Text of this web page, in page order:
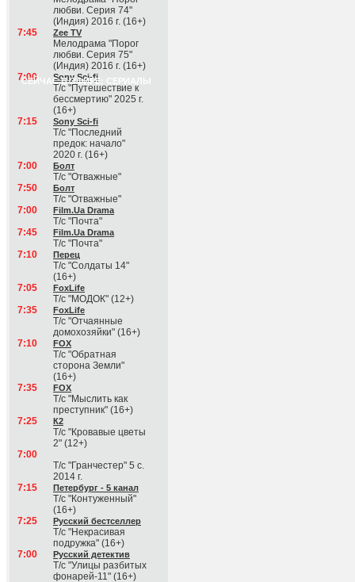
любви. Серия 74"
(Индия) 2016 г. (16+)
7:45
Zee TV
Мелодрама "Порог
любви. Серия 75"
(Индия) 2016 г. (16+)
СЕЙЧАС В ЭФИРЕ: СЕРИАЛЫ
7:00 Sony Sci-fi
Т/с "Путешествие к
бессмертию" 2025 г.
(16+)
7:15
Sony Sci-fi
Т/с "Последний
предок: начало"
2020 г. (16+)
7:00
Болт
Т/с "Отважные"
7:50
Болт
Т/с "Отважные"
7:00
Film.Ua Drama
Т/с "Почта"
7:45
Film.Ua Drama
Т/с "Почта"
7:10
Перец
Т/с "Солдаты 14"
(16+)
7:05
FoxLife
Т/с "МОДОК" (12+)
7:35
FoxLife
Т/с "Отчаянные
домохозяйки" (16+)
7:10
FOX
Т/с "Обратная
сторона Земли"
(16+)
7:35
FOX
Т/с "Мыслить как
преступник" (16+)
7:25
К2
Т/с "Кровавые цветы
2" (12+)
7:00
Т/с "Гранчестер" 5 с.
2014 г.
7:15
Петербург - 5 канал
Т/с "Контуженный"
(16+)
7:25
Русский бестселлер
Т/с "Некрасивая
подружка" (16+)
7:00
Русский детектив
Т/с "Улицы разбитых
фонарей-11" (16+)